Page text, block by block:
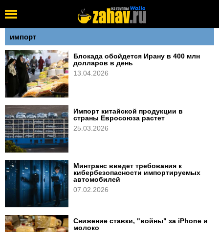
импорт
Блокада обойдется Ирану в 400 млн
долларов в день
13.04.2026
Импорт китайской продукции в
страны Евросоюза растет
25.03.2026
Минтранс введет требования к
кибербезопасности импортируемых
автомобилей
07.02.2026
Снижение ставки, "войны" за iPhone и
молоко